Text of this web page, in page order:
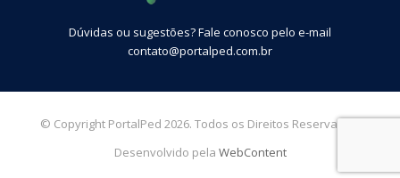
Dúvidas ou sugestões? Fale conosco pelo e-mail
contato@portalped.com.br
© Copyright PortalPed 2026. Todos os Direitos Reservados.
Desenvolvido pela WebContent